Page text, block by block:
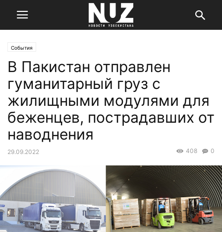
События
В Пакистан отправлен
гуманитарный груз с
жилищными модулями для
беженцев, пострадавших от
наводнения
29.09.2022 0
408